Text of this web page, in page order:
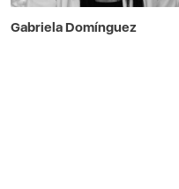
Gabriela Domínguez